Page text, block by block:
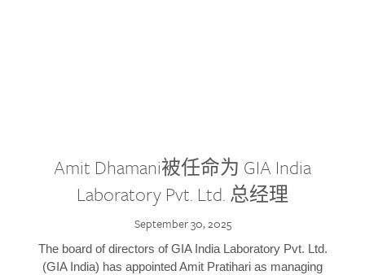
Amit Dhamani被任命为 GIA India
Laboratory Pvt. Ltd. 总经理
September 30, 2025
The board of directors of GIA India Laboratory Pvt. Ltd.
(GIA India) has appointed Amit Pratihari as managing